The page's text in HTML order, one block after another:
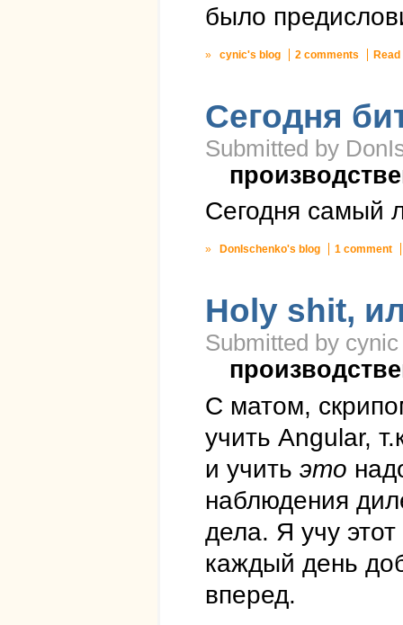
было
» cynic's blog 2 comments
Cегодня
Submitted by
Сегодня самый
» DonIschenko's blog 1 comment
Holy shit,
Submitted by
С матом,
учить Angular,
и учить это
наблюдения
дела. Я учу
каждый день
вперед.